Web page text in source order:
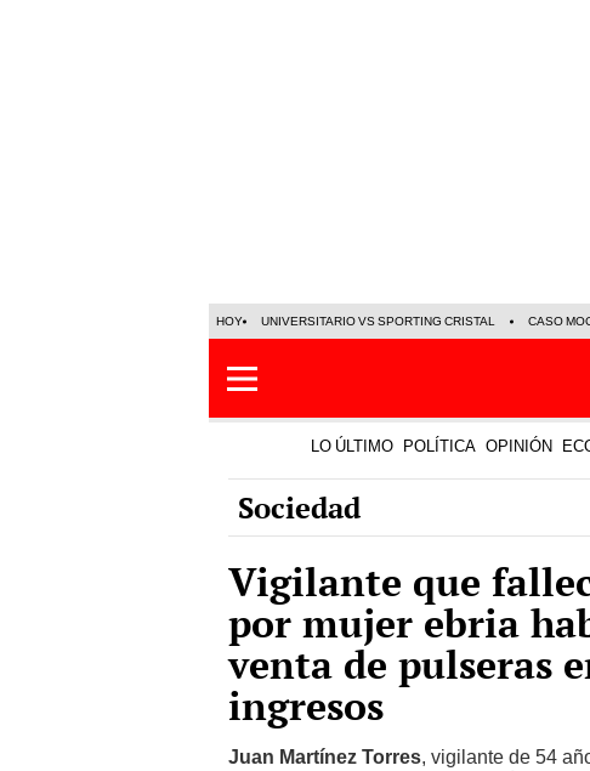
HOY UNIVERSITARIO VS SPORTING CRISTAL CASO
LO ÚLTIMO POLÍTICA OPINIÓN
Sociedad
Vigilante que
por mujer ebria
venta de pulseras
ingresos
Juan Martínez Torres, vigilante de 54